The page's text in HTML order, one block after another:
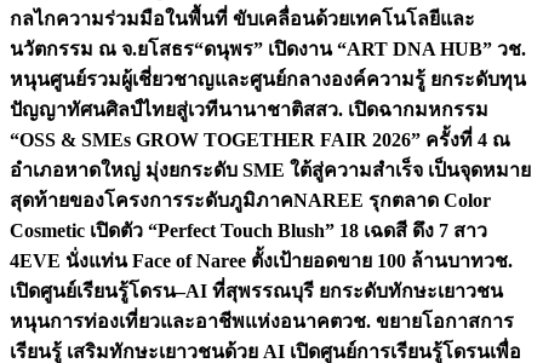
กลไกความร่วมมือในพื้นที่ ขับเคลื่อนด้วยเทคโนโลยีและ
นวัตกรรม ณ จ.ยโสธร“ดนุพร” เปิดงาน “ART DNA HUB” วช.
หนุนศูนย์รวมผู้เชี่ยวชาญและศูนย์กลางองค์ความรู้ ยกระดับทุน
ปัญญาทัศนศิลป์ไทยสู่เวทีนานาชาติสสว. เปิดฉากมหกรรม
“OSS & SMEs GROW TOGETHER FAIR 2026” ครั้งที่ 4 ณ
อำเภอหาดใหญ่ มุ่งยกระดับ SME ใต้สู่ความสำเร็จ เป็นจุดหมาย
สุดท้ายของโครงการระดับภูมิภาคNAREE รุกตลาด Color
Cosmetic เปิดตัว “Perfect Touch Blush” 18 เฉดสี ดึง 7 สาว
4EVE นั่งแท่น Face of Naree ตั้งเป้ายอดขาย 100 ล้านบาทวช.
เปิดศูนย์เรียนรู้โดรน–AI ที่สุพรรณบุรี ยกระดับทักษะเยาวชน
หนุนการท่องเที่ยวและอาชีพแห่งอนาคตวช. ขยายโอกาสการ
เรียนรู้ เสริมทักษะเยาวชนด้วย AI เปิดศูนย์การเรียนรู้โดรนเพื่อ